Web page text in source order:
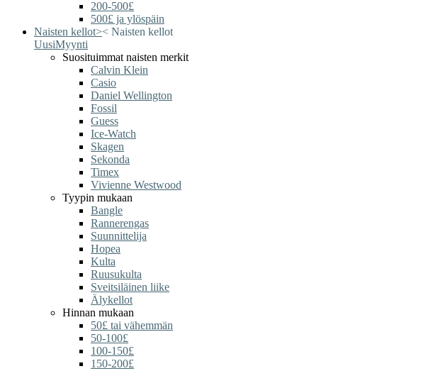
200-500£
500£ ja ylöspäin
Naisten kellot>< Naisten kellot
UusiMyynti
Suosituimmat naisten merkit
Calvin Klein
Casio
Daniel Wellington
Fossil
Guess
Ice-Watch
Skagen
Sekonda
Timex
Vivienne Westwood
Tyypin mukaan
Bangle
Rannerengas
Suunnittelija
Hopea
Kulta
Ruusukulta
Sveitsiläinen liike
Älykellot
Hinnan mukaan
50£ tai vähemmän
50-100£
100-150£
150-200£